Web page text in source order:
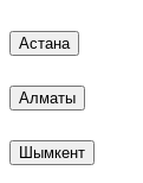
Астана
Алматы
Шымкент